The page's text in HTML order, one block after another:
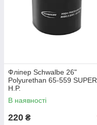
Фліпер Schwalbe 26"
Polyurethan 65-559 SUPER
H.P.
В наявності
220 ₴